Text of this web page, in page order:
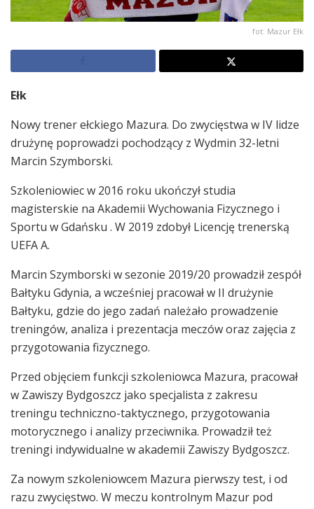
fot: Mazur Ełk
Ełk
Nowy trener ełckiego Mazura. Do zwycięstwa w IV lidze
drużynę poprowadzi pochodzący z Wydmin 32-letni
Marcin Szymborski.
Szkoleniowiec w 2016 roku ukończył studia
magisterskie na Akademii Wychowania Fizycznego i
Sportu w Gdańsku . W 2019 zdobył Licencję trenerską
UEFA A.
Marcin Szymborski w sezonie 2019/20 prowadził zespół
Bałtyku Gdynia, a wcześniej pracował w II drużynie
Bałtyku, gdzie do jego zadań należało prowadzenie
treningów, analiza i prezentacja meczów oraz zajęcia z
przygotowania fizycznego.
Przed objęciem funkcji szkoleniowca Mazura, pracował
w Zawiszy Bydgoszcz jako specjalista z zakresu
treningu techniczno-taktycznego, przygotowania
motorycznego i analizy przeciwnika. Prowadził też
treningi indywidualne w akademii Zawiszy Bydgoszcz.
Za nowym szkoleniowcem Mazura pierwszy test, i od
razu zwycięstwo. W meczu kontrolnym Mazur pod